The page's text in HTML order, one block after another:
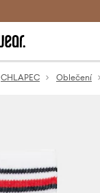
CHLAPEC Oblečení